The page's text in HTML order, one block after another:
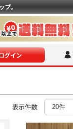
。
グイン
表示件数